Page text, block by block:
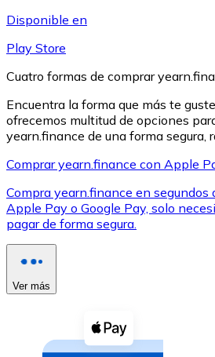
XRP
XRP
Ver todo
Compra criptomonedas con
Disponible en
Play Store
Cuatro formas de comprar
Encuentra la forma que más te
ofrecemos multitud de opciones
yearn.finance de una forma segura,
Comprar yearn.finance con Apple
Compra yearn.finance en segundos
Apple Pay o Google Pay, solo
pagar de forma segura.
Ver más